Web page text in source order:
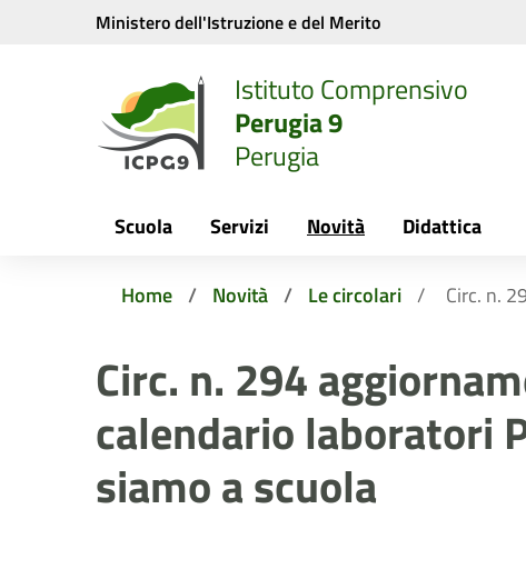
Vai ai contenuti
Vai al menu di navigazione
Ministero dell'Istruzione e del Merito
Istituto Comprensivo
Perugia 9
Perugia
Scuola Servizi Novità Didattica
Home Novità Le circolari Circ. n.
Circ. n. 294
calendario laboratori
siamo a scuola